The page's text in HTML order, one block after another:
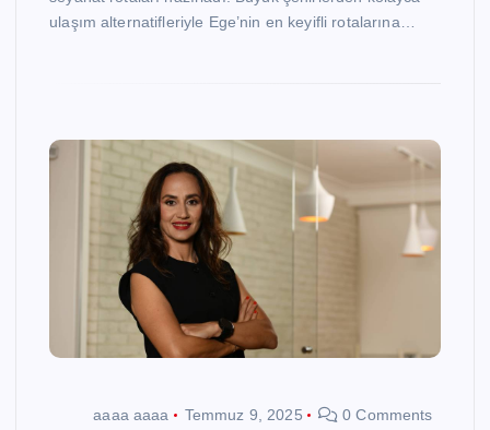
ulaşım alternatifleriyle Ege’nin en keyifli rotalarına…
aaaa aaaa Temmuz 9, 2025 0 Comments